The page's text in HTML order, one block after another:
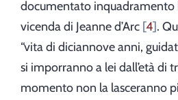
documentato inquadramento
vicenda di Jeanne d’Arc 4 .
“vita di diciannove anni,
si imporranno a lei dall’età di
momento non la lasceranno